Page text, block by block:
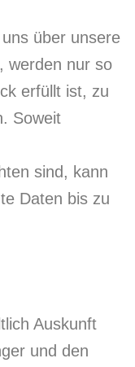
über unsere
werden nur so
erfüllt ist, zu
Soweit
sind, kann
Daten bis zu
Auskunft
und den